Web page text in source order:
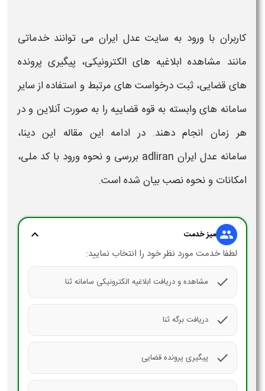
کاربران با ورود به سایت عدل ایران می توانند خدماتی
مانند مشاهده ابلاغیه های الکترونیکی، پیگیری پرونده
های قضایی، ثبت درخواست های مرتبط و استفاده از سایر
سامانه های وابسته به قوه قضاییه را به صورت آنلاین و در
هر زمان انجام دهند. در ادامه این مقاله این دینا،
سامانه عدل ایران adliran
بررسی و نحوه ورود با کد ملی،
امکانات و نحوهنصببیان شده است.
group میز خدمت expand_more
لطفا خدمت مورد نظر خود را انتخاب نمایید:
check مشاهده و دریافت ابلاغیه الکترونیکی سامانه ثنا
check دریافت برگه ثنا
check پیگیری پرونده قضایی